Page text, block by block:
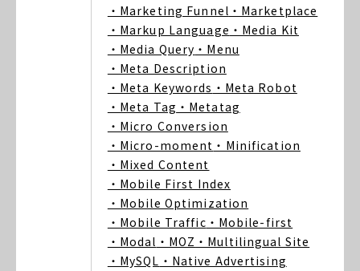
・Marketing Funnel ・Marketplace
・Markup Language ・Media Kit
・Media Query ・Menu
・Meta Description
・Meta Keywords ・Meta Robot
・Meta Tag ・Metatag
・Micro Conversion
・Micro-moment ・Minification
・Mixed Content
・Mobile First Index
・Mobile Optimization
・Mobile Traffic ・Mobile-first
・Modal ・MOZ ・Multilingual Site
・MySQL ・Native Advertising